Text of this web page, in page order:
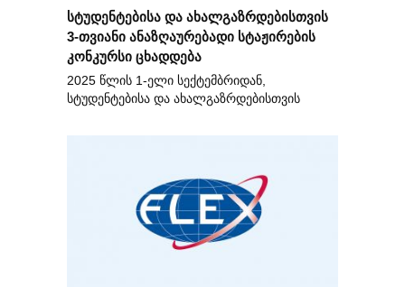
სტუდენტებისა და ახალგაზრდებისთვის
3-თვიანი ანაზღაურებადი სტაჟირების
კონკურსი ცხადდება
2025 წლის 1-ელი სექტემბრიდან,
სტუდენტებისა და ახალგაზრდებისთვის